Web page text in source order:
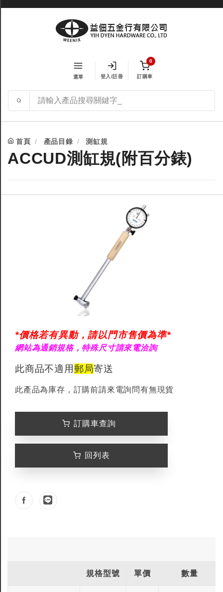
選單 登入/註冊
0
訂購車
首頁 產品目錄 測缸規
ACCUD測缸規(附百分錶)
*價格若有異動，請以門市售價為準*
網站為通銷規格，特殊尺寸請來電洽詢
此商品不適用郵局寄送
此產品為庫存，訂購前請來電詢問有無現貨
訂購車查詢
回列表
規格型號 單價 數量